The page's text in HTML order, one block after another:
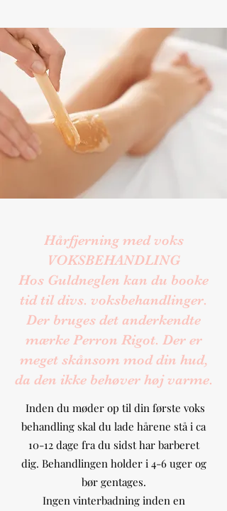
Hårfjerning med voks
VOKSBEHANDLING
Hos Guldneglen kan du booke
tid til divs. voksbehandlinger.
Der bruges det anderkendte
mærke Perron Rigot. Der er
meget skånsom mod din hud,
da den ikke behøver høj varme.
Inden du møder op til din første voks
behandling skal du lade hårene stå i ca
10-12 dage fra du sidst har barberet
dig. Behandlingen holder i 4-6 uger og
bør gentages.
Ingen vinterbadning inden en